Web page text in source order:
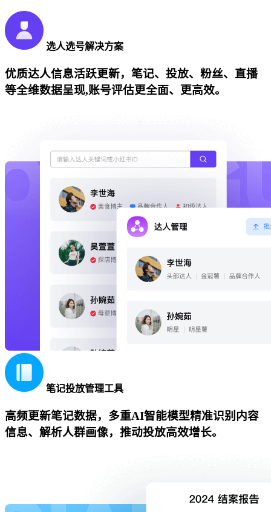
选人选号解决方案
优质达人信息活跃更新，笔记、投放、粉丝、直播
等全维数据呈现,账号评估更全面、更高效。
笔记投放管理工具
高频更新笔记数据，多重AI智能模型精准识别内容
信息、解析人群画像，推动投放高效增长。